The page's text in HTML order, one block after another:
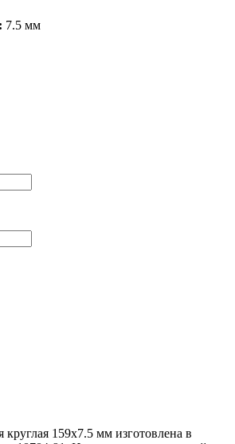
7.5 мм
круглая 159х7.5 мм изготовлена в